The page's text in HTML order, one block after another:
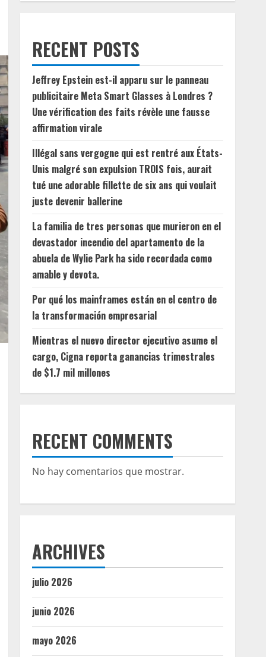
RECENT POSTS
Jeffrey Epstein est-il apparu sur le panneau
publicitaire Meta Smart Glasses à Londres ?
Une vérification des faits révèle une fausse
affirmation virale
Illégal sans vergogne qui est rentré aux États-
Unis malgré son expulsion TROIS fois, aurait
tué une adorable fillette de six ans qui voulait
juste devenir ballerine
La familia de tres personas que murieron en el
devastador incendio del apartamento de la
abuela de Wylie Park ha sido recordada como
amable y devota.
Por qué los mainframes están en el centro de
la transformación empresarial
Mientras el nuevo director ejecutivo asume el
cargo, Cigna reporta ganancias trimestrales
de $1.7 mil millones
RECENT COMMENTS
No hay comentarios que mostrar.
ARCHIVES
julio 2026
junio 2026
mayo 2026